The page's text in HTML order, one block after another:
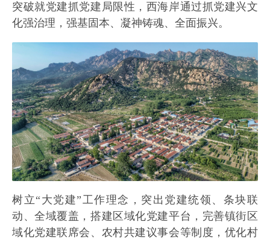
突破就党建抓党建局限性，西海岸通过抓党建兴文
化强治理，强基固本、凝神铸魂、全面振兴。
树立“大党建”工作理念，突出党建统领、条块联
动、全域覆盖，搭建区域化党建平台，完善镇街区
域化党建联席会、农村共建议事会等制度，优化村